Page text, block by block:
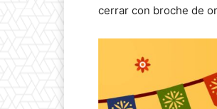
cerrar con broche de